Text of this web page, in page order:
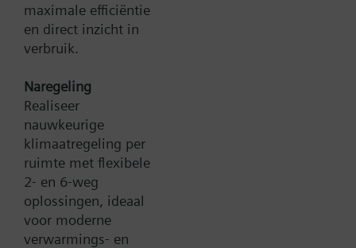
Toevoegen aan winkelwagen
Documenten
maximale efficiëntie
en direct inzicht in
verbruik.
Naregeling
Realiseer
nauwkeurige
klimaatregeling per
ruimte met flexibele
2- en 6-weg
oplossingen, ideaal
voor moderne
verwarmings- en
Contact